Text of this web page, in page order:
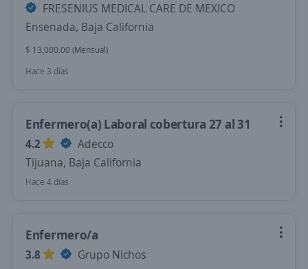
FRESENIUS MEDICAL CARE DE MEXICO
Ensenada, Baja California
$ 13,000.00 (Mensual)
Hace 3 días
Enfermero(a) Laboral cobertura 27 al 31
4.2
Adecco
Tijuana, Baja California
Hace 4 días
Enfermero/a
3.8
Grupo Nichos